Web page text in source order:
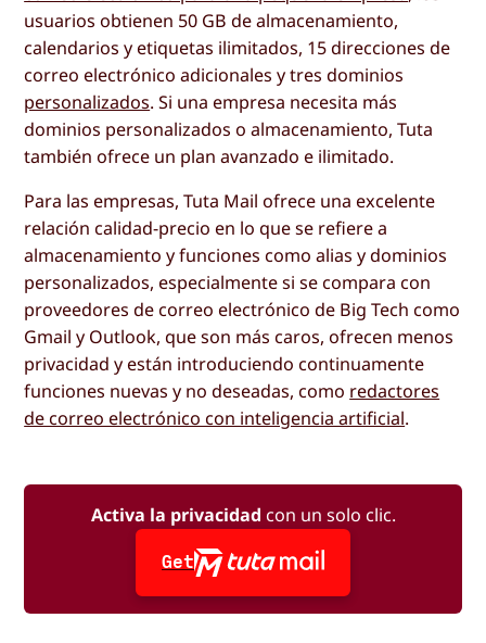
usuarios obtienen 50 GB de almacenamiento,
calendarios y etiquetas ilimitados, 15 direcciones de
correo electrónico adicionales y tres dominios
personalizados. Si una empresa necesita más
dominios personalizados o almacenamiento, Tuta
también ofrece un plan avanzado e ilimitado.
Para las empresas, Tuta Mail ofrece una excelente
relación calidad-precio en lo que se refiere a
almacenamiento y funciones como alias y dominios
personalizados, especialmente si se compara con
proveedores de correo electrónico de Big Tech como
Gmail y Outlook, que son más caros, ofrecen menos
privacidad y están introduciendo continuamente
funciones nuevas y no deseadas, como redactores
de correo electrónico con inteligencia artificial.
Activa la privacidad con un solo clic.
Get